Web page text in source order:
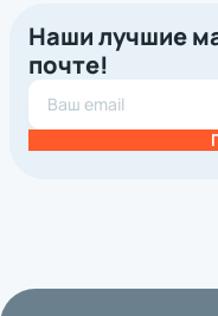
M3 Mobile
MEFERI
Mertech
Mindeo
Newland
Наши лучшие
почте!